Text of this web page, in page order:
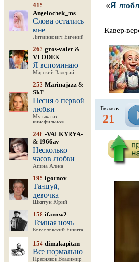
415
Angelochek_ms
Слова остались
мне
Литвинкович Евгений
263 gros-valer &
VLODEK
Я вспоминаю
Марский Валерий
253 Marinajazz &
SkT
Песня о первой
любви
Музыка из
кинофильмов
248 -VALKYRYA-
& 1966av
Несколько
часов любви
Апина Алена
195 igornov
Танцуй,
девочка
Шкитун Юрий
158 ifanow2
Темная ночь
Богословский Никита
154 dimakapitan
Все нормально
Пресняков Владимир
«Я
Кавер-
Баллов:
21